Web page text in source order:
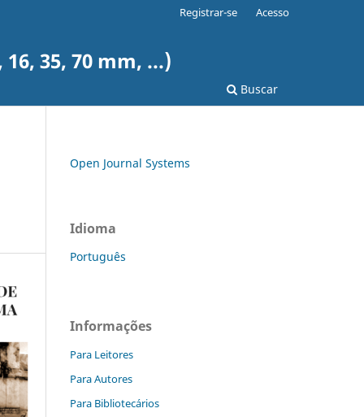
35, 70 mm, ...)
Buscar
Registrar-se Acesso
Open Journal Systems
Idioma
Português
Informações
Para Leitores
Para Autores
Para Bibliotecários